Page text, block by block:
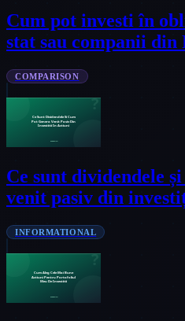
Cum pot investi în
stat sau companii din
COMPARISON
Ce sunt dividendele
venit pasiv din
INFORMATIONAL